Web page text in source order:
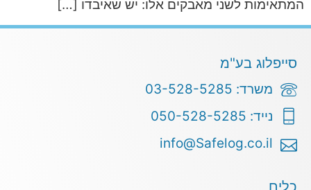
המתאימות לשני מאבקים אלו: יש שאיבדו […]
סייפלוג בע"מ
משרד: 03-528-5285
נייד: 050-528-5285
info@Safelog.co.il
כלים